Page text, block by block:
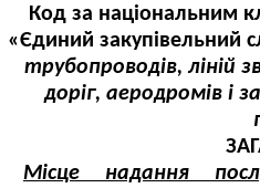
Код за національним
«Єдиний закупівельний
трубопроводів, ліній
доріг, аеродромів і
Місце надання